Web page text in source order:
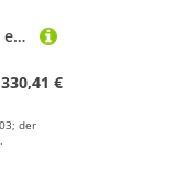
Kniehohe Damen-Stiefel aus echtem Leder, runde Zehenpartie, Plateau, dick, mittelhohe Absätze, Schnalle, Reißverschluss, Winterschuhe
330,41 €
der